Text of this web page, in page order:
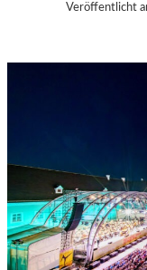
Veröffentlicht